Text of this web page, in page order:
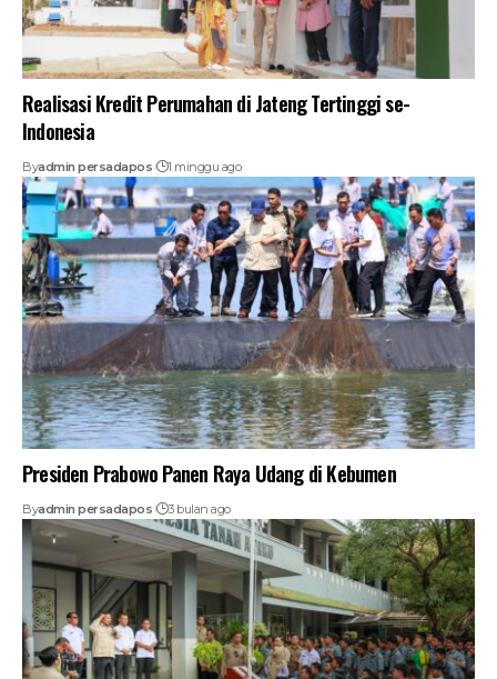
Realisasi Kredit Perumahan di Jateng Tertinggi se-
Indonesia
Byadmin persadapos 1 minggu ago
Presiden Prabowo Panen Raya Udang di Kebumen
Byadmin persadapos 3 bulan ago